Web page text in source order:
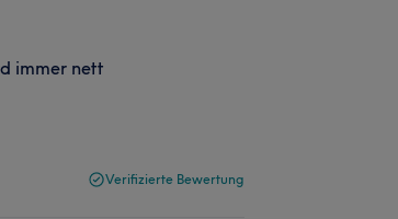
immer nett
Verifizierte Bewertung